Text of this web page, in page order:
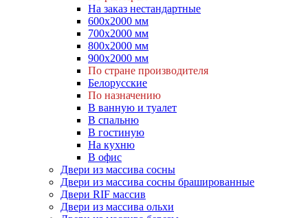
На заказ нестандартные
600х2000 мм
700х2000 мм
800х2000 мм
900х2000 мм
По стране производителя
Белорусские
По назначению
В ванную и туалет
В спальню
В гостиную
На кухню
В офис
Двери из массива сосны
Двери из массива сосны брашированные
Двери RIF массив
Двери из массива ольхи